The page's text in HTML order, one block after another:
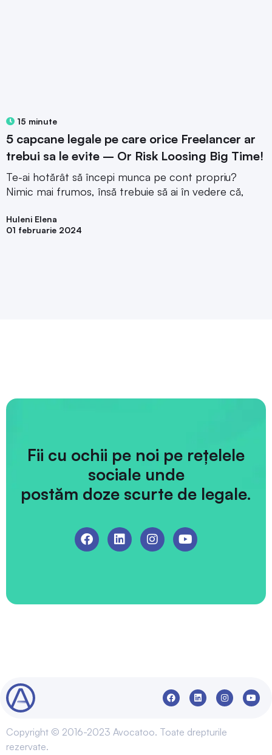
15 minute
5 capcane legale pe care orice Freelancer ar
trebui sa le evite – Or Risk Loosing Big Time!
Te-ai hotărât să începi munca pe cont propriu?
Nimic mai frumos, însă trebuie să ai în vedere că,
Huleni Elena
01 februarie 2024
Fii cu ochii pe noi pe rețelele
sociale unde
postăm doze scurte de legale.
Copyright © 2016-2023 Avocatoo. Toate drepturile
rezervate.